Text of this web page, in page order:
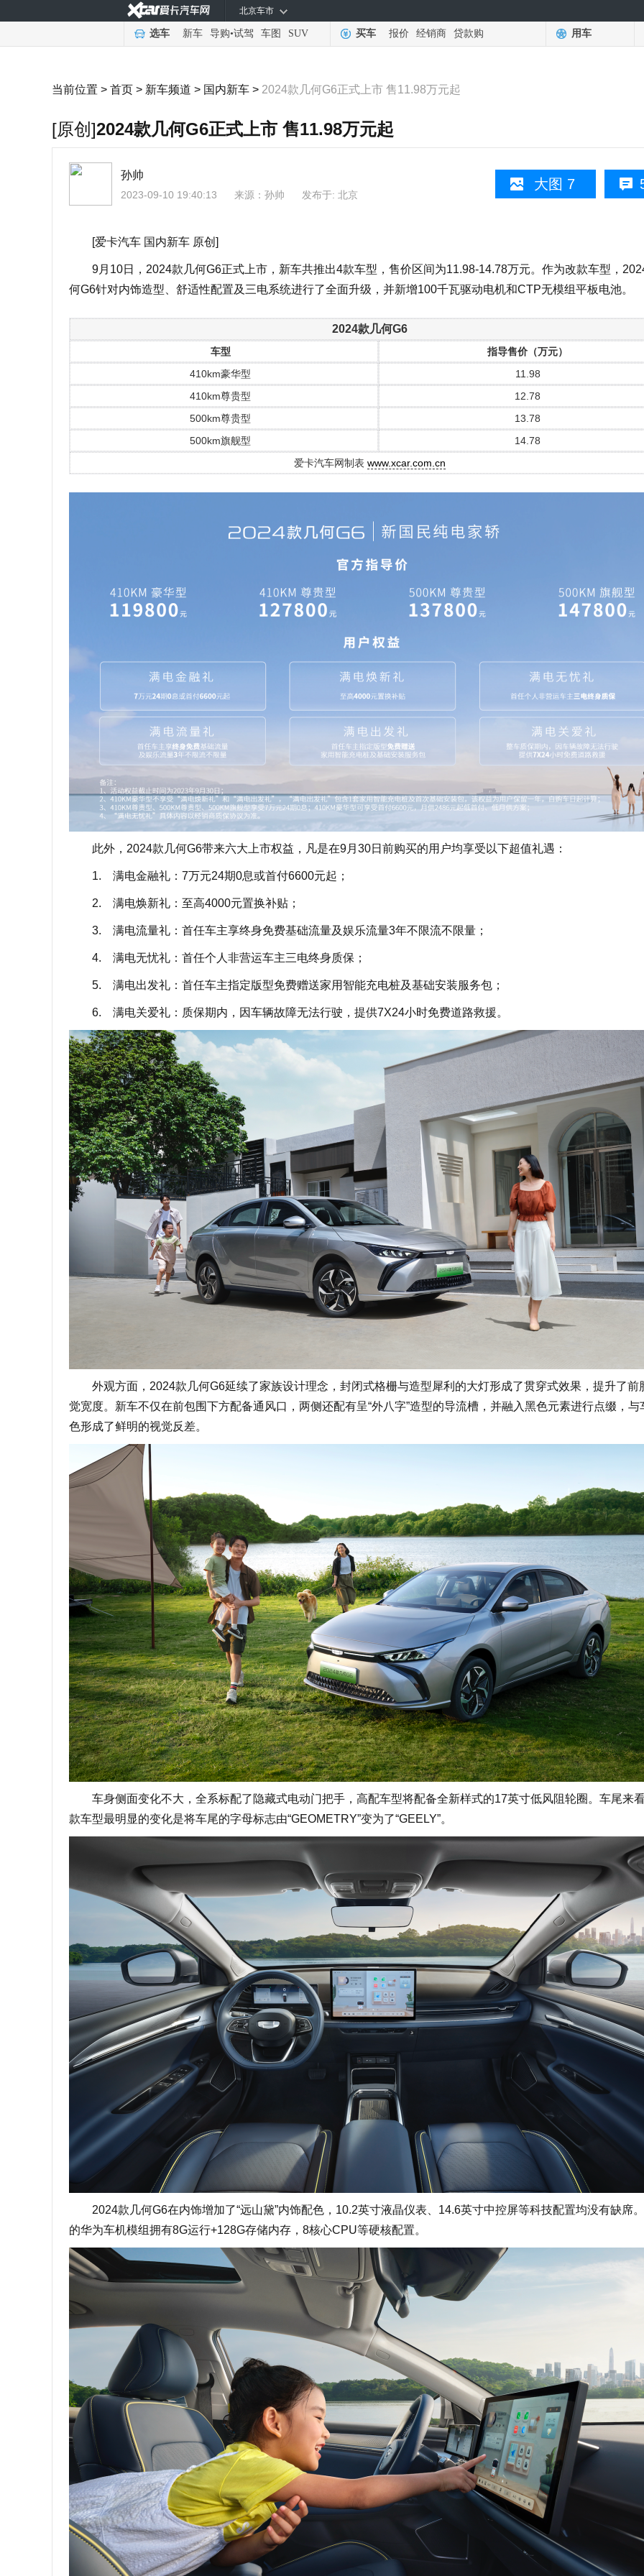
北京车市
选车 新车 导购•试驾 车图 SUV 买车 报价 经销商 贷款购 用车
当前位置 > 首页 > 新车频道 > 国内新车 > 2024款几何G6正式上市 售11.98万元起
[原创]2024款几何G6正式上市 售11.98万元起
大图 7
孙帅
2023-09-10 19:40:13 来源： 孙帅 发布于: 北京
[爱卡汽车 国内新车 原创]
9月10日，2024款几何G6正式上市，新车共推出4款车型，售价区间为11.98-14.78万元。作为改款车型，
何G6针对内饰造型、舒适性配置及三电系统进行了全面升级，并新增100千瓦驱动电机和CTP无模组平板电池。
2024款几何G6
车型
指导售价（万元）
410km豪华型
11.98
410km尊贵型
12.78
500km尊贵型
13.78
500km旗舰型
14.78
爱卡汽车网制表 www.xcar.com.cn
此外，2024款几何G6带来六大上市权益，凡是在9月30日前购买的用户均享受以下超值礼遇：
1. 满电金融礼：7万元24期0息或首付6600元起；
2. 满电焕新礼：至高4000元置换补贴；
3. 满电流量礼：首任车主享终身免费基础流量及娱乐流量3年不限流不限量；
4. 满电无忧礼：首任个人非营运车主三电终身质保；
5. 满电出发礼：首任车主指定版型免费赠送家用智能充电桩及基础安装服务包；
6. 满电关爱礼：质保期内，因车辆故障无法行驶，提供7X24小时免费道路救援。
外观方面，2024款几何G6延续了家族设计理念，封闭式格栅与造型犀利的大灯形成了贯穿式效果，提升了前
觉宽度。新车不仅在前包围下方配备通风口，两侧还配有呈“外八字”造型的导流槽，并融入黑色元素进行点缀，与
色形成了鲜明的视觉反差。
车身侧面变化不大，全系标配了隐藏式电动门把手，高配车型将配备全新样式的17英寸低风阻轮圈。车尾来
款车型最明显的变化是将车尾的字母标志由“GEOMETRY”变为了“GEELY”。
2024款几何G6在内饰增加了“远山黛”内饰配色，10.2英寸液晶仪表、14.6英寸中控屏等科技配置均没有缺席
的华为车机模组拥有8G运行+128G存储内存，8核心CPU等硬核配置。